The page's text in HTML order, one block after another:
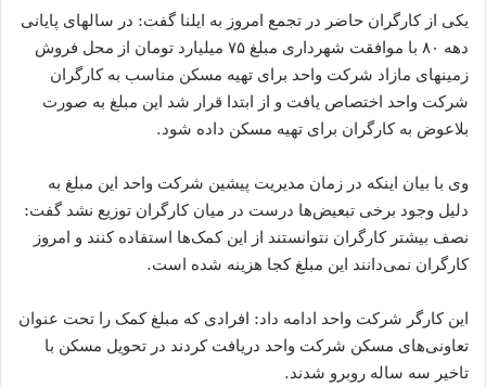
یکی از کارگران حاضر در تجمع امروز به ایلنا گفت: در سالهای پایانی
دهه ۸۰ با موافقت شهرداری مبلغ ۷۵ میلیارد تومان از محل فروش
زمینهای مازاد شرکت واحد برای تهیه مسکن مناسب به کارگران
شرکت واحد اختصاص یافت و از ابتدا قرار شد این مبلغ به صورت
بلاعوض به کارگران برای تهیه مسکن داده شود.
وی با بیان اینکه در زمان مدیریت پیشین شرکت واحد این مبلغ به
دلیل وجود برخی تبعیض‌ها درست در میان کارگران توزیع نشد گفت:
نصف بیشتر کارگران نتوانستند از این کمک‌ها استفاده کنند و امروز
کارگران نمی‌دانند این مبلغ کجا هزینه شده است.
این کارگر شرکت واحد ادامه داد: افرادی که مبلغ کمک را تحت عنوان
تعاونی‌های مسکن شرکت واحد دریافت کردند در تحویل مسکن با
تاخیر سه ساله روبرو شدند.